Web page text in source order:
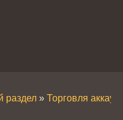
раздел » Торговля